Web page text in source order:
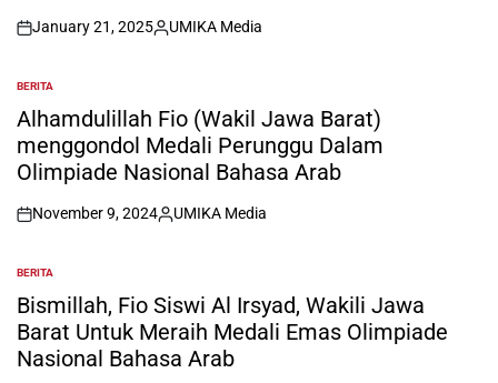
on
January 21, 2025
Posted
UMIKA Media
POSTED
IN
BERITA
Alhamdulillah Fio (Wakil Jawa Barat)
menggondol Medali Perunggu Dalam
Olimpiade Nasional Bahasa Arab
on
November 9, 2024
Posted
UMIKA Media
POSTED
IN
BERITA
Bismillah, Fio Siswi Al Irsyad, Wakili Jawa
Barat Untuk Meraih Medali Emas Olimpiade
Nasional Bahasa Arab